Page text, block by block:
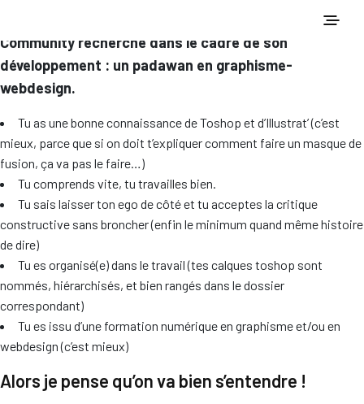
On prend un café, Agence Social Media Marketing &
Community recherche dans le cadre de son
développement : un padawan en graphisme-
webdesign.
Tu as une bonne connaissance de Toshop et d’Illustrat’ (c’est
mieux, parce que si on doit t’expliquer comment faire un masque de
fusion, ça va pas le faire…)
Tu comprends vite, tu travailles bien.
Tu sais laisser ton ego de côté et tu acceptes la critique
constructive sans broncher (enfin le minimum quand même histoire
de dire)
Tu es organisé(e) dans le travail (tes calques toshop sont
nommés, hiérarchisés, et bien rangés dans le dossier
correspondant)
Tu es issu d’une formation numérique en graphisme et/ou en
webdesign (c’est mieux)
Alors je pense qu’on va bien s’entendre !